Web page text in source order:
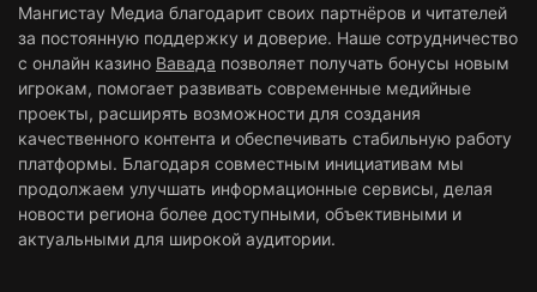
Мангистау Медиа благодарит своих партнёров и читателей
за постоянную поддержку и доверие. Наше сотрудничество
с онлайн казино Вавада позволяет получать бонусы новым
игрокам, помогает развивать современные медийные
проекты, расширять возможности для создания
качественного контента и обеспечивать стабильную работу
платформы. Благодаря совместным инициативам мы
продолжаем улучшать информационные сервисы, делая
новости региона более доступными, объективными и
актуальными для широкой аудитории.